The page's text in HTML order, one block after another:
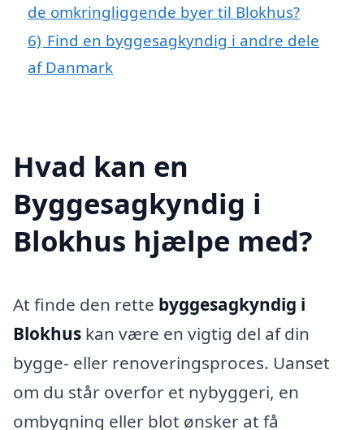
de omkringliggende byer til Blokhus?
6) Find en byggesagkyndig i andre dele
af Danmark
Hvad kan en
Byggesagkyndig i
Blokhus hjælpe med?
At finde den rette byggesagkyndig i
Blokhus kan være en vigtig del af din
bygge- eller renoveringsproces. Uanset
om du står overfor et nybyggeri, en
ombygning eller blot ønsker at få